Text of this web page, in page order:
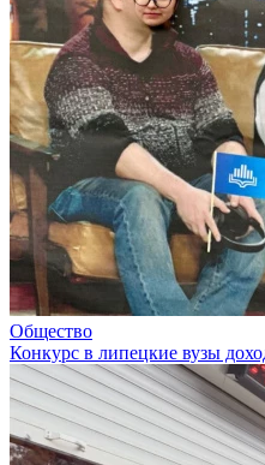
Общество
Конкурс в липецкие вузы